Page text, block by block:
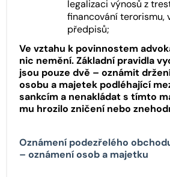
legalizaci výnosů z
financování terorismu,
předpisů;
Ve vztahu k povinnostem
nic nemění. Základní pravidla
jsou pouze dvě – oznámit
osobu a majetek podléhající
sankcím a nenakládat s tímto
mu hrozilo zničení nebo
Oznámení podezřelého
– oznámení osob a majetku